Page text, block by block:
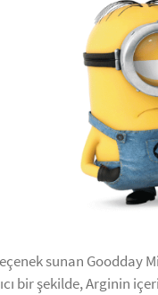
sunan Goodday
bir şekilde, Arginin